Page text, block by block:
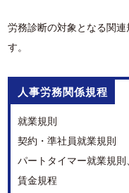
労務診断の対象となる関
す。
人事労務関係規程
就業規則
契約・準社員就業規則
パートタイマー就業規則
賃金規程